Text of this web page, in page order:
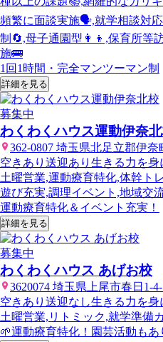
頻繁に面談実施🗣️,就学相談対
制🔄,母子通園型👩‍👦,保育所等
施🚌
1回1時間・完全マンツーマン制
詳細を見る
募集中
わくわくハウス運動伊奈
362-0807 埼玉県北足立郡伊奈
空きあり 送迎あり 生きる力を身
土曜営業,運動療育特化,体幹ト
遊び充実,調理イベント,地域交
運動療育特化＆イベント充実！
詳細を見る
募集中
わくわくハウス あげお校
3620074 埼玉県上尾市春日1-
空きあり 送迎なし生きる力を身
土曜営業,リトミック,就学準備
🌱運動療育特化！園芸活動もあ